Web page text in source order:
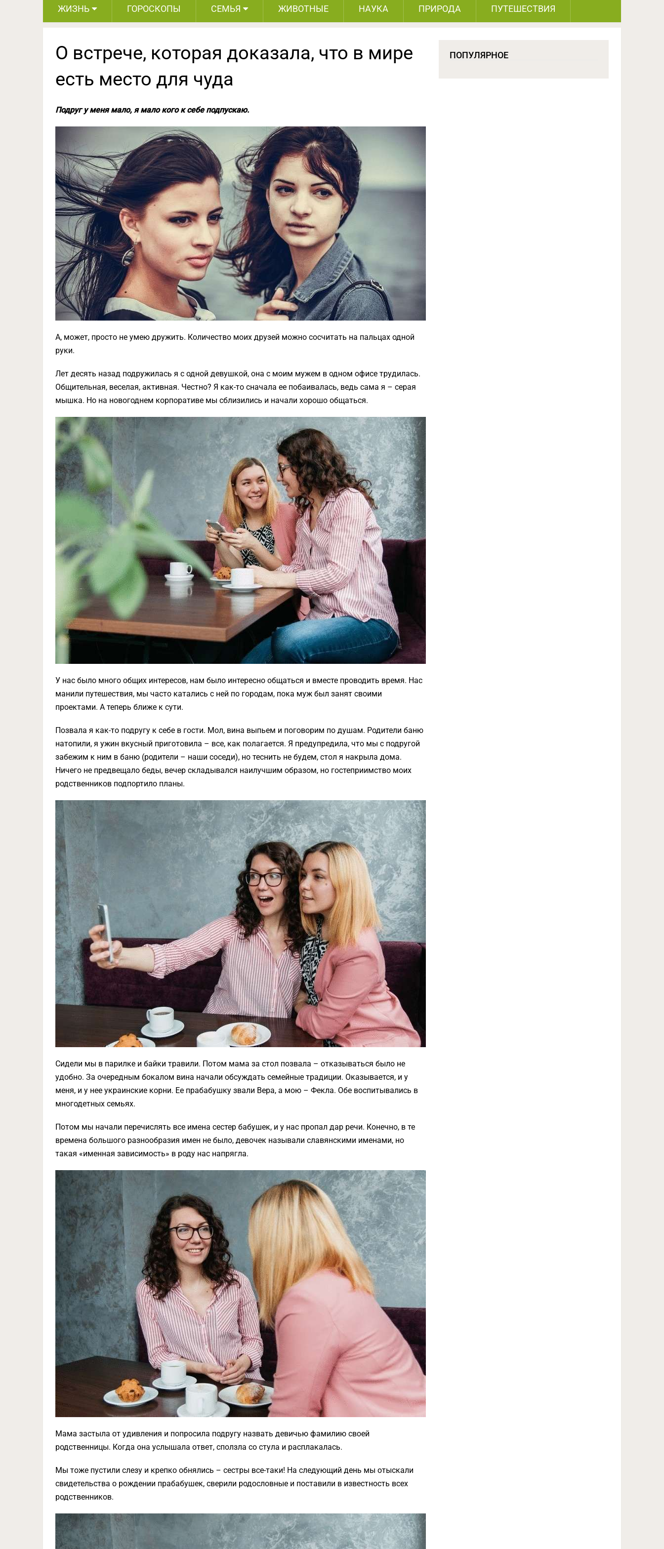
ЖИЗНЬ ГОРОСКОПЫ СЕМЬЯ ЖИВОТНЫЕ НАУКА ПРИРОДА ПУТЕШЕСТВИЯ
О встрече, которая доказала, что в мире
есть место для чуда
Подруг у меня мало, я мало кого к себе подпускаю.
А, может, просто не умею дружить. Количество моих друзей можно сосчитать на пальцах одной
руки.
Лет десять назад подружилась я с одной девушкой, она с моим мужем в одном офисе трудилась.
Общительная, веселая, активная. Честно? Я как-то сначала ее побаивалась, ведь сама я – серая
мышка. Но на новогоднем корпоративе мы сблизились и начали хорошо общаться.
У нас было много общих интересов, нам было интересно общаться и вместе проводить время. Нас
манили путешествия, мы часто катались с ней по городам, пока муж был занят своими
проектами. А теперь ближе к сути.
Позвала я как-то подругу к себе в гости. Мол, вина выпьем и поговорим по душам. Родители баню
натопили, я ужин вкусный приготовила – все, как полагается. Я предупредила, что мы с подругой
забежим к ним в баню (родители – наши соседи), но теснить не будем, стол я накрыла дома.
Ничего не предвещало беды, вечер складывался наилучшим образом, но гостеприимство моих
родственников подпортило планы.
Сидели мы в парилке и байки травили. Потом мама за стол позвала – отказываться было не
удобно. За очередным бокалом вина начали обсуждать семейные традиции. Оказывается, и у
меня, и у нее украинские корни. Ее прабабушку звали Вера, а мою – Фекла. Обе воспитывались в
многодетных семьях.
Потом мы начали перечислять все имена сестер бабушек, и у нас пропал дар речи. Конечно, в те
времена большого разнообразия имен не было, девочек называли славянскими именами, но
такая «именная зависимость» в роду нас напрягла.
Мама застыла от удивления и попросила подругу назвать девичью фамилию своей
родственницы. Когда она услышала ответ, сползла со стула и расплакалась.
Мы тоже пустили слезу и крепко обнялись – сестры все-таки! На следующий день мы отыскали
свидетельства о рождении прабабушек, сверили родословные и поставили в известность всех
родственников.
ПОПУЛЯРНОЕ